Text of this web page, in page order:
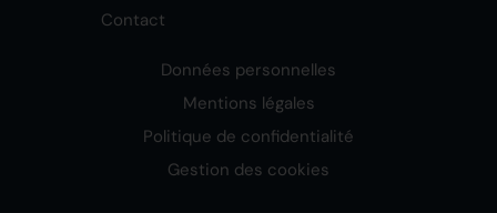
Contact
Données personnelles
Mentions légales
Politique de confidentialité
Gestion des cookies